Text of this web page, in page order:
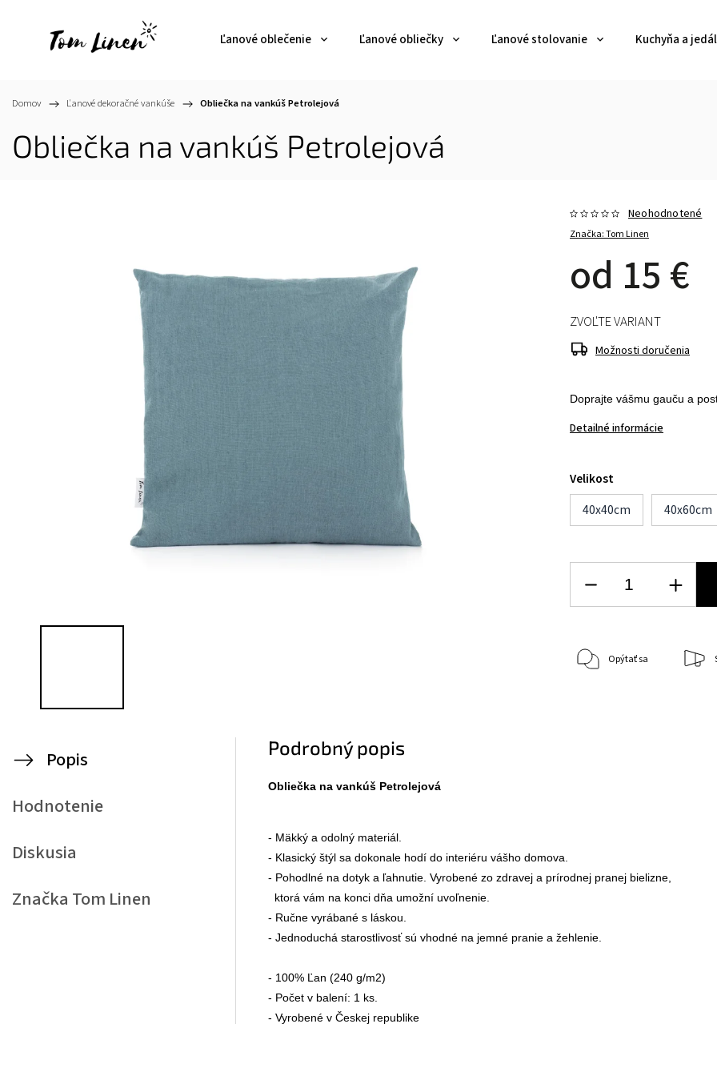
Ľanové oblečenie Ľanové obliečky Ľanové stolovanie Kuchyňa a
Domov / Ľanové dekoračné vankúše / Obliečka na vankúš Petrolejová
Obliečka na vankúš Petrolejová
Značka:Tom Linen
Neohodnotené
od 15 €
Doprajte vášmu gauču a
Detailné informácie
Velikost
40x40cm
40x60cm
ZVOĽTE VARIANT
Možnosti doručenia
Opýtať sa
Popis
Hodnotenie
Diskusia
Značka Tom Linen
Podrobný popis
Obliečka na vankúš Petrolejová
- Mäkký a odolný materiál.
- Klasický štýl sa dokonale hodí do interiéru vášho domova.
- Pohodlné na dotyk a ľahnutie. Vyrobené zo zdravej a prírodnej pranej bielizne,
  ktorá vám na konci dňa umožní uvoľnenie.
- Ručne vyrábané s láskou.
- Jednoduchá starostlivosť sú vhodné na jemné pranie a žehlenie.
- 100% Ľan (240 g/m2)
- Počet v balení: 1 ks.
- Vyrobené v Českej republike